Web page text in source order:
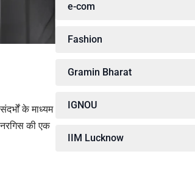
के माध्यम
की एक
e-com
Fashion
Gramin Bharat
IGNOU
IIM Lucknow